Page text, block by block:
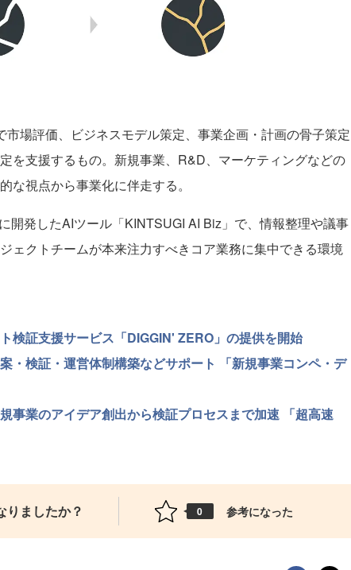
場評価、ビジネスモデル策定、事業企画・計画の骨子策定
を支援するもの。新規事業、R&D、マーケティングなどの
な視点から事業化に伴走する。
開発したAIツール「KINTSUGI AI Biz」で、情報整理や議事
ェクトチームが本来注力すべきコア業務に集中できる環境
検証支援サービス「DIGGIN' ZERO」の提供を開始
・検証・運営体制構築などサポート 「新規事業コンペ・デ
事業のアイデア創出から検証プロセスまで加速 「超高速
りましたか？ 0 参考になった